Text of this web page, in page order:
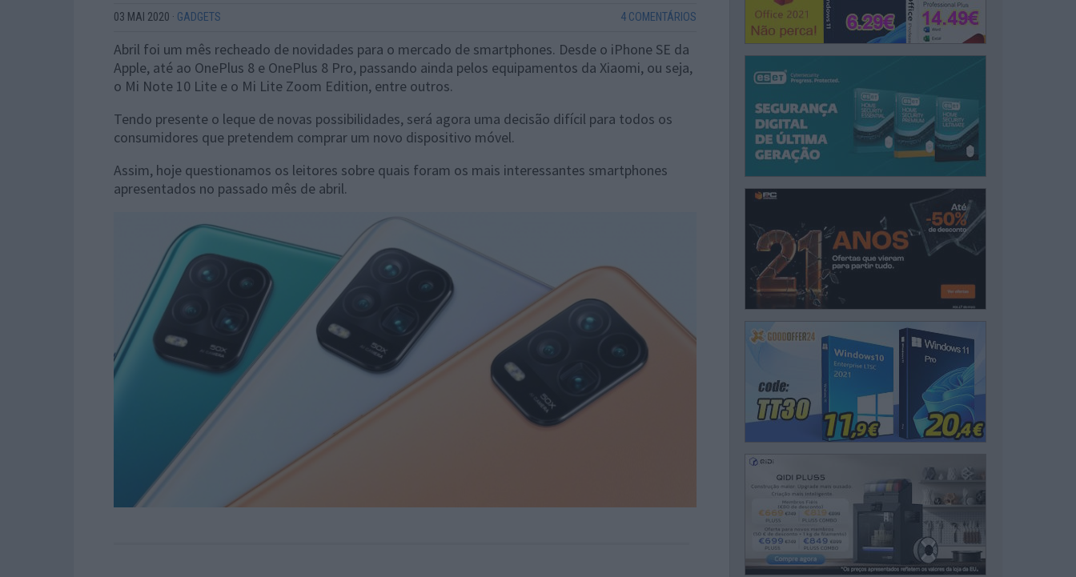
03 MAI 2020 · GADGETS 4 COMENTÁRIOS
Abril foi um mês recheado de novidades para o mercado de smartphones. Desde o iPhone SE da
Apple, até ao OnePlus 8 e OnePlus 8 Pro, passando ainda pelos equipamentos da Xiaomi, ou seja,
o Mi Note 10 Lite e o Mi Lite Zoom Edition, entre outros.
Tendo presente o leque de novas possibilidades, será agora uma decisão difícil para todos os
consumidores que pretendem comprar um novo dispositivo móvel.
Assim, hoje questionamos os leitores sobre quais foram os mais interessantes smartphones
apresentados no passado mês de abril.